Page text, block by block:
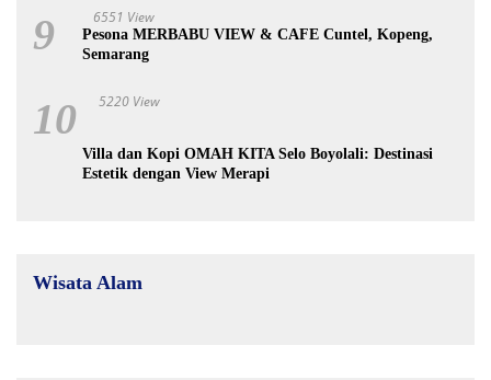
9 6551 View
Pesona MERBABU VIEW & CAFE Cuntel, Kopeng,
Semarang
10 5220 View
Villa dan Kopi OMAH KITA Selo Boyolali: Destinasi
Estetik dengan View Merapi
Wisata Alam